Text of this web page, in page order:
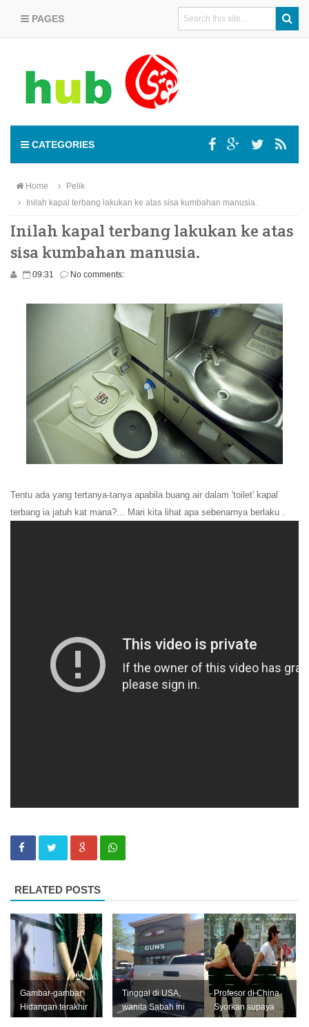
PAGES
CATEGORIES
Home
Pelik
Inilah kapal terbang lakukan ke atas sisa kumbahan manusia.
Inilah kapal terbang lakukan ke atas
sisa kumbahan manusia.
09:31 No comments:
Tentu ada yang tertanya-tanya apabila buang air dalam 'toilet' kapal
terbang ia jatuh kat mana?... Mari kita lihat apa sebenarnya berlaku .
RELATED POSTS
Gambar-gambar
Hidangan terakhir
Tinggal di USA,
wanita Sabah ini
Profesor di China
Syorkan supaya